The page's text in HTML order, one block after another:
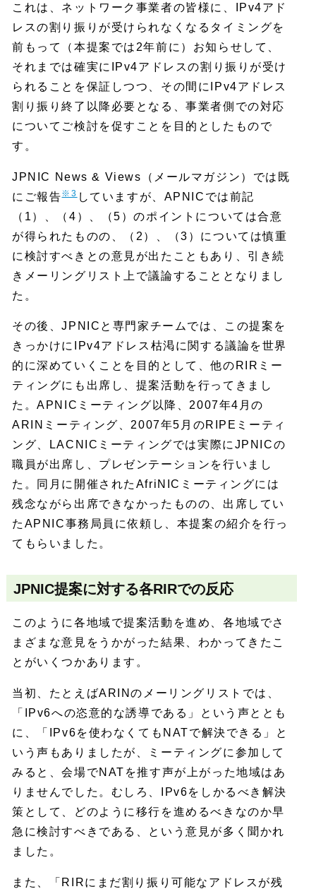
これは、ネットワーク事業者の皆様に、IPv4アド
レスの割り振りが受けられなくなるタイミングを
前もって（本提案では2年前に）お知らせして、
それまでは確実にIPv4アドレスの割り振りが受け
られることを保証しつつ、その間にIPv4アドレス
割り振り終了以降必要となる、事業者側での対応
についてご検討を促すことを目的としたもので
す。
JPNIC News & Views（メールマガジン）では既
にご報告※3していますが、APNICでは前記
（1）、（4）、（5）のポイントについては合意
が得られたものの、（2）、（3）については慎重
に検討すべきとの意見が出たこともあり、引き続
きメーリングリスト上で議論することとなりまし
た。
その後、JPNICと専門家チームでは、この提案を
きっかけにIPv4アドレス枯渇に関する議論を世界
的に深めていくことを目的として、他のRIRミー
ティングにも出席し、提案活動を行ってきまし
た。APNICミーティング以降、2007年4月の
ARINミーティング、2007年5月のRIPEミーティ
ング、LACNICミーティングでは実際にJPNICの
職員が出席し、プレゼンテーションを行いまし
た。同月に開催されたAfriNICミーティングには
残念ながら出席できなかったものの、出席してい
たAPNIC事務局員に依頼し、本提案の紹介を行っ
てもらいました。
JPNIC提案に対する各RIRでの反応
このように各地域で提案活動を進め、各地域でさ
まざまな意見をうかがった結果、わかってきたこ
とがいくつかあります。
当初、たとえばARINのメーリングリストでは、
「IPv6への恣意的な誘導である」という声ととも
に、「IPv6を使わなくてもNATで解決できる」と
いう声もありましたが、ミーティングに参加して
みると、会場でNATを推す声が上がった地域はあ
りませんでした。むしろ、IPv6をしかるべき解決
策として、どのように移行を進めるべきなのか早
急に検討すべきである、という意見が多く聞かれ
ました。
また、「RIRにまだ割り振り可能なアドレスが残